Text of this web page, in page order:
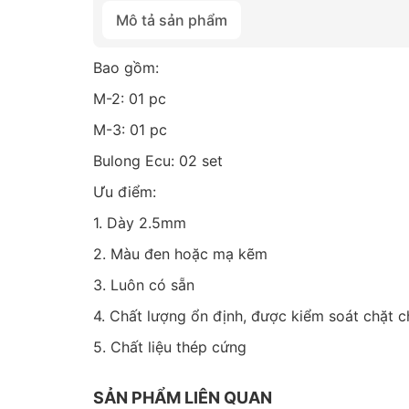
Mô tả sản phẩm
Bao gồm:
M-2: 01 pc
M-3: 01 pc
Bulong Ecu: 02 set
Ưu điểm:
1. Dày 2.5mm
2. Màu đen hoặc mạ kẽm
3. Luôn có sẵn
4. Chất lượng ổn định, được kiểm soát chặt
5. Chất liệu thép cứng
SẢN PHẨM LIÊN QUAN